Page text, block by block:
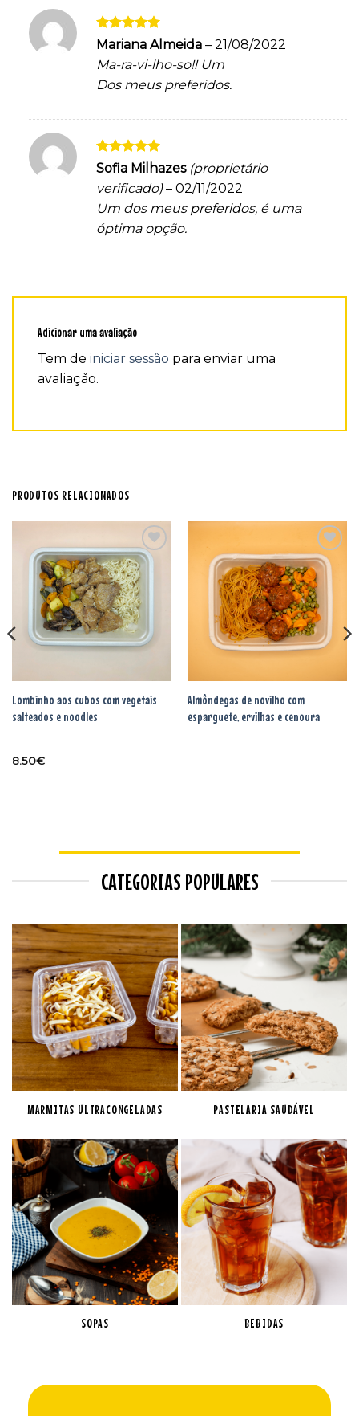
Avaliação5
Mariana Almeida – 21/08/2022
Ma-ra-vi-lho-so!! Um
Dos meus preferidos.
Avaliação5
Sofia Milhazes (proprietário
verificado) – 02/11/2022
Um dos meus preferidos, é uma
óptima opção.
Adicionar uma avaliação
Tem de iniciar sessão para enviar uma
avaliação.
PRODUTOS RELACIONADOS
Adicionar
aos
favoritos
Lombinho aos cubos com vegetais
salteados e noodles
8.50€
Adicionar
aos
favoritos
Almôndegas de novilho com
esparguete, ervilhas e cenoura
CATEGORIAS POPULARES
MARMITAS ULTRACONGELADAS PASTELARIA SAUDÁVEL
SOPAS BEBIDAS